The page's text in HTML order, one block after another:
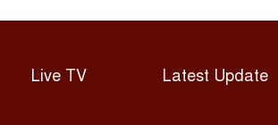
Live TV Latest Update